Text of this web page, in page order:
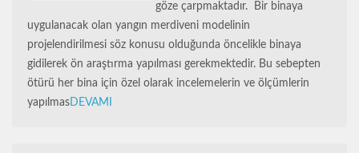
göze çarpmaktadır. Bir binaya
uygulanacak olan yangın merdiveni modelinin
projelendirilmesi söz konusu olduğunda öncelikle binaya
gidilerek ön araştırma yapılması gerekmektedir. Bu sebepten
ötürü her bina için özel olarak incelemelerin ve ölçümlerin
yapılmasDEVAMI